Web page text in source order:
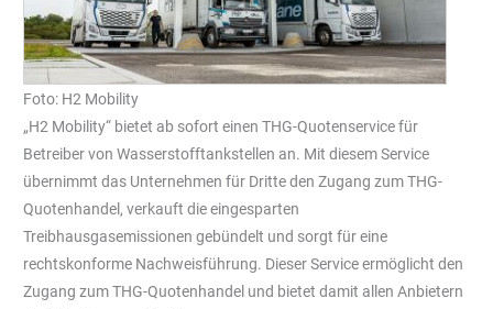
Foto: H2 Mobility
„H2 Mobility“ bietet ab sofort einen THG-Quotenservice für
Betreiber von Wasserstofftankstellen an. Mit diesem Service
übernimmt das Unternehmen für Dritte den Zugang zum THG-
Quotenhandel, verkauft die eingesparten
Treibhausgasemissionen gebündelt und sorgt für eine
rechtskonforme Nachweisführung. Dieser Service ermöglicht den
Zugang zum THG-Quotenhandel und bietet damit allen Anbietern